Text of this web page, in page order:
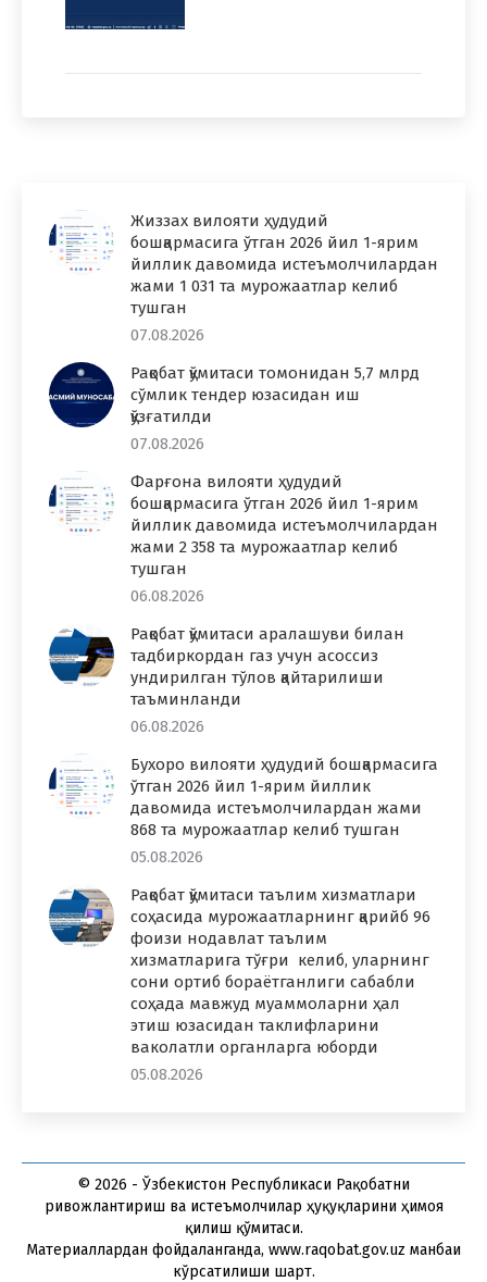
Жиззах вилояти ҳудудий
бошқармасига ўтган 2026 йил 1-ярим
йиллик давомида истеъмолчилардан
жами 1 031 та мурожаатлар келиб
тушган
07.08.2026
Рақобат қўмитаси томонидан 5,7 млрд
сўмлик тендер юзасидан иш
қўзғатилди
07.08.2026
Фарғона вилояти ҳудудий
бошқармасига ўтган 2026 йил 1-ярим
йиллик давомида истеъмолчилардан
жами 2 358 та мурожаатлар келиб
тушган
06.08.2026
Рақобат қўмитаси аралашуви билан
тадбиркордан газ учун асоссиз
ундирилган тўлов қайтарилиши
таъминланди
06.08.2026
Бухоро вилояти ҳудудий бошқармасига
ўтган 2026 йил 1-ярим йиллик
давомида истеъмолчилардан жами
868 та мурожаатлар келиб тушган
05.08.2026
Рақобат қўмитаси таълим хизматлари
соҳасида мурожаатларнинг қарийб 96
фоизи нодавлат таълим
хизматларига тўғри келиб, уларнинг
сони ортиб бораётганлиги сабабли
соҳада мавжуд муаммоларни ҳал
этиш юзасидан таклифларини
ваколатли органларга юборди
05.08.2026
© 2026 - Ўзбекистон Республикаси Рақобатни
ривожлантириш ва истеъмолчилар ҳуқуқларини ҳимоя
қилиш қўмитаси.
Материаллардан фойдаланганда, www.raqobat.gov.uz манбаи
кўрсатилиши шарт.